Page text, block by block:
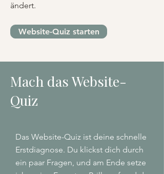
ändert.
Website-Quiz starten
Mach das Website-
Quiz
Das Website-Quiz ist deine schnelle
Erstdiagnose. Du klickst dich durch
ein paar Fragen, und am Ende setze